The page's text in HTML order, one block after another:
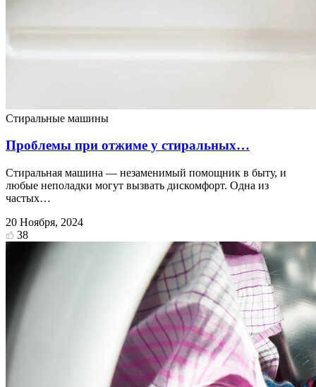
Стиральные машины
Проблемы при отжиме у стиральных…
Стиральная машина — незаменимый помощник в быту, и
любые неполадки могут вызвать дискомфорт. Одна из
частых…
20 Ноября, 2024
38